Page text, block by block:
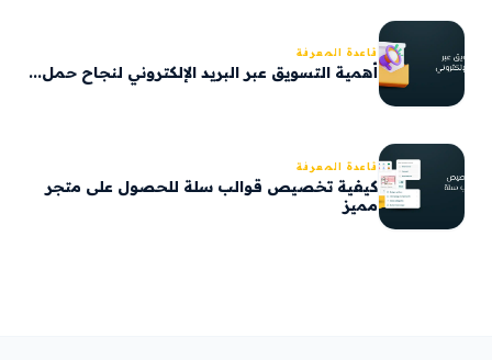
قاعدة المعرفة
أهمية التسويق عبر البريد الإلكتروني لنجاح حمل...
قاعدة المعرفة
كيفية تخصيص قوالب سلة للحصول على متجر
مميز